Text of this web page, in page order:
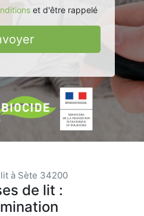
et d'être rappelé
à Sète 34200
de lit :